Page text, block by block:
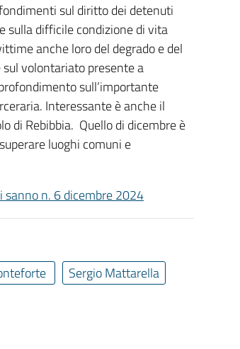
sul diritto dei detenuti
sulla difficile condizione di vita
anche loro del degrado e del
volontariato presente a
sull’importante
Interessante è anche il
di Rebibbia. Quello di dicembre è
luoghi comuni e
sanno n. 6 dicembre 2024
Sergio Mattarella